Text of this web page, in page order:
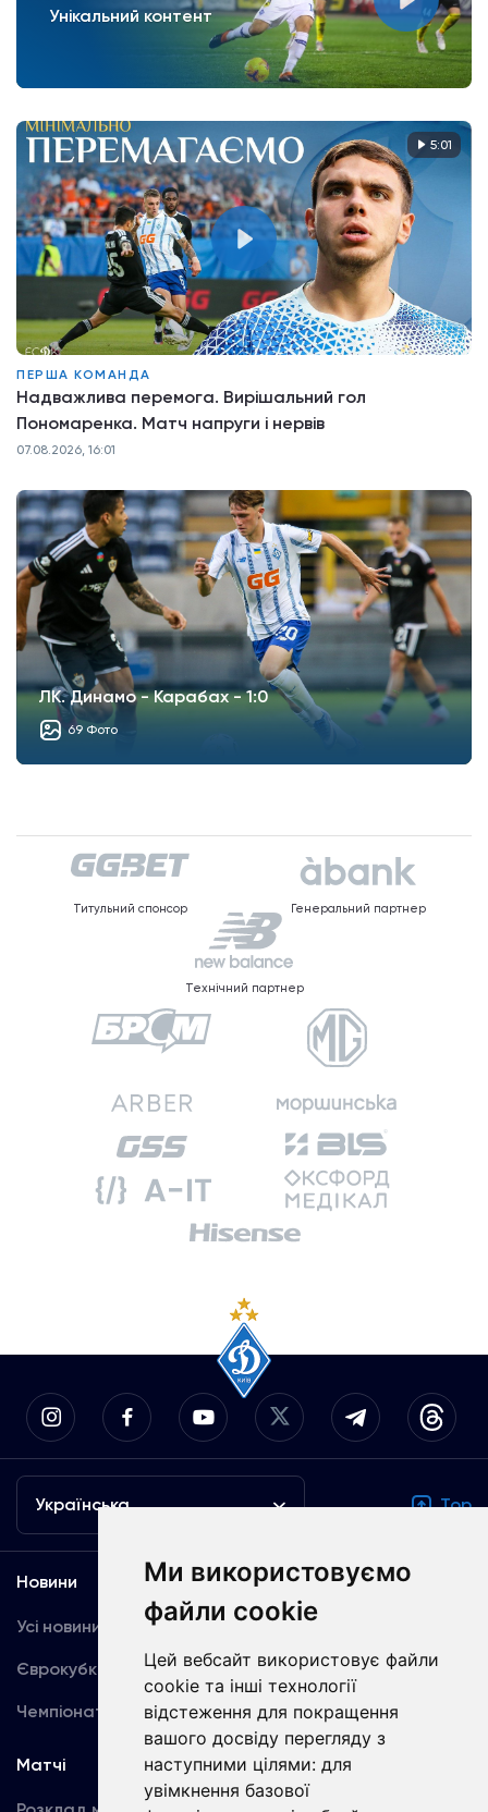
Ми використовуємо
файли cookie
Цей вебсайт використовує файли
cookie та інші технології
відстеження для покращення
вашого досвіду перегляду з
наступними цілями: для
увімкнення базової
Унікальний контент
5:01
ПЕРША КОМАНДА
Надважлива перемога. Вирішальний гол
Пономаренка. Матч напруги і нервів
07.08.2026, 16:01
ЛК. Динамо - Карабах - 1:0
69 Фото
Титульний спонсор Генеральний партнер
Технічний партнер
Українська Top
Новини
Усі новини
Єврокубки
Чемпіонат України
Медіа
Динамо TV
Фотогалерея
Акредитація
Матчі Команда